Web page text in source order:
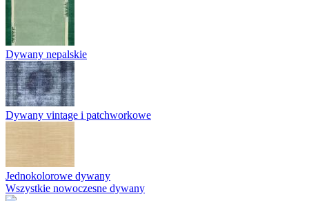
Dywany nepalskie
Dywany vintage i patchworkowe
Jednokolorowe dywany
Wszystkie nowoczesne dywany